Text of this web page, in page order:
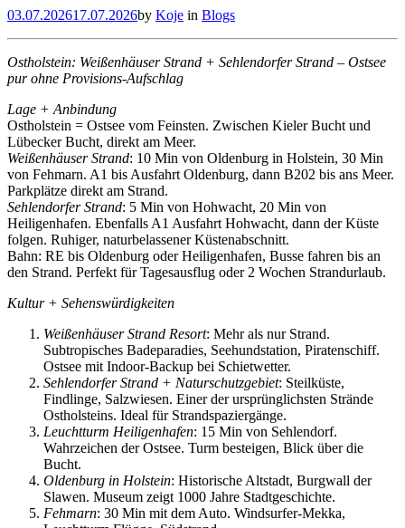
03.07.202617.07.2026by Koje in Blogs
Ostholstein: Weißenhäuser Strand + Sehlendorfer Strand – Ostsee
pur ohne Provisions-Aufschlag
Lage + Anbindung
Ostholstein = Ostsee vom Feinsten. Zwischen Kieler Bucht und
Lübecker Bucht, direkt am Meer.
Weißenhäuser Strand: 10 Min von Oldenburg in Holstein, 30 Min
von Fehmarn. A1 bis Ausfahrt Oldenburg, dann B202 bis ans Meer.
Parkplätze direkt am Strand.
Sehlendorfer Strand: 5 Min von Hohwacht, 20 Min von
Heiligenhafen. Ebenfalls A1 Ausfahrt Hohwacht, dann der Küste
folgen. Ruhiger, naturbelassener Küstenabschnitt.
Bahn: RE bis Oldenburg oder Heiligenhafen, Busse fahren bis an
den Strand. Perfekt für Tagesausflug oder 2 Wochen Strandurlaub.
Kultur + Sehenswürdigkeiten
Weißenhäuser Strand Resort: Mehr als nur Strand.
Subtropisches Badeparadies, Seehundstation, Piratenschiff.
Ostsee mit Indoor-Backup bei Schietwetter.
Sehlendorfer Strand + Naturschutzgebiet: Steilküste,
Findlinge, Salzwiesen. Einer der ursprünglichsten Strände
Ostholsteins. Ideal für Strandspaziergänge.
Leuchtturm Heiligenhafen: 15 Min von Sehlendorf.
Wahrzeichen der Ostsee. Turm besteigen, Blick über die
Bucht.
Oldenburg in Holstein: Historische Altstadt, Burgwall der
Slawen. Museum zeigt 1000 Jahre Stadtgeschichte.
Fehmarn: 30 Min mit dem Auto. Windsurfer-Mekka,